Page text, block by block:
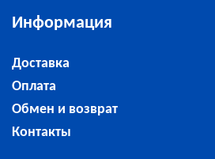
Информация
Доставка
Оплата
Обмен и возврат
Контакты